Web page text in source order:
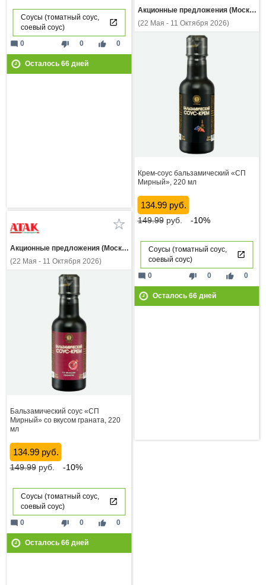
Соусы (томатный соус,
соевый соус)
thumb_down 0 thumb_up 0
mode_comment 0
Осталось 66дней
Акционные предложения (Москва и МО)
(22 Мая - 11 Октября 2026)
Крем-соус бальзамический «СП
Мирный», 220 мл
134.99 руб.
149.99руб. -10%
Соусы (томатный соус,
соевый соус)
thumb_down 0 thumb_up 0
mode_comment 0
Осталось 66дней
Акционные предложения (Москва и МО)
(22 Мая - 11 Октября 2026)
Бальзамический соус «СП
Мирный» со вкусом граната, 220
мл
134.99 руб.
149.99руб. -10%
Соусы (томатный соус,
соевый соус)
thumb_down 0 thumb_up 0
mode_comment 0
Осталось 66дней